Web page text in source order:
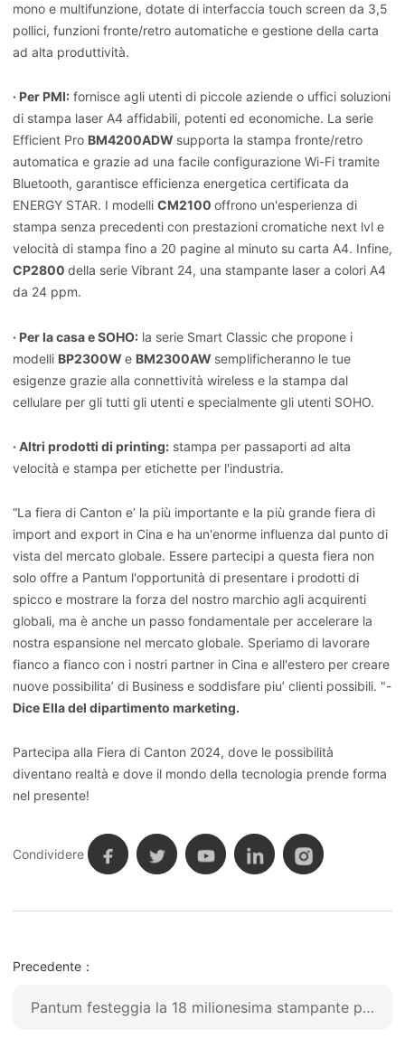
mono e multifunzione, dotate di interfaccia touch screen da 3,5
pollici, funzioni fronte/retro automatiche e gestione della carta
ad alta produttività.
· Per PMI: fornisce agli utenti di piccole aziende o uffici soluzioni
di stampa laser A4 affidabili, potenti ed economiche. La serie
Efficient Pro BM4200ADW supporta la stampa fronte/retro
automatica e grazie ad una facile configurazione Wi-Fi tramite
Bluetooth, garantisce efficienza energetica certificata da
ENERGY STAR. I modelli CM2100 offrono un'esperienza di
stampa senza precedenti con prestazioni cromatiche next lvl e
velocità di stampa fino a 20 pagine al minuto su carta A4. Infine,
CP2800 della serie Vibrant 24, una stampante laser a colori A4
da 24 ppm.
· Per la casa e SOHO: la serie Smart Classic che propone i
modelli BP2300W e BM2300AW semplificheranno le tue
esigenze grazie alla connettività wireless e la stampa dal
cellulare per gli tutti gli utenti e specialmente gli utenti SOHO.
· Altri prodotti di printing: stampa per passaporti ad alta
velocità e stampa per etichette per l'industria.
“La fiera di Canton e’ la più importante e la più grande fiera di
import and export in Cina e ha un'enorme influenza dal punto di
vista del mercato globale. Essere partecipi a questa fiera non
solo offre a Pantum l'opportunità di presentare i prodotti di
spicco e mostrare la forza del nostro marchio agli acquirenti
globali, ma è anche un passo fondamentale per accelerare la
nostra espansione nel mercato globale. Speriamo di lavorare
fianco a fianco con i nostri partner in Cina e all'estero per creare
nuove possibilita’ di Business e soddisfare piu’ clienti possibili. "-
Dice Ella del dipartimento marketing.
Partecipa alla Fiera di Canton 2024, dove le possibilità
diventano realtà e dove il mondo della tecnologia prende forma
nel presente!
Condividere
Precedente：
Pantum festeggia la 18 milionesima stampante prodotta!